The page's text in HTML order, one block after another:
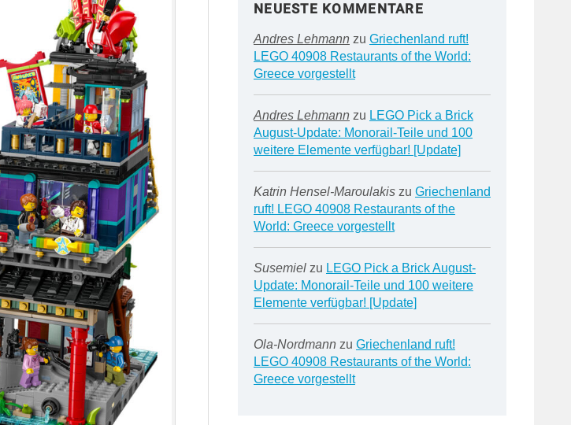
NEUESTE KOMMENTARE
Andres Lehmannzu Griechenland ruft!
LEGO 40908 Restaurants of the World:
Greece vorgestellt
Andres Lehmannzu LEGO Pick a Brick
August-Update: Monorail-Teile und 100
weitere Elemente verfügbar! [Update]
Katrin Hensel-Maroulakiszu Griechenland
ruft! LEGO 40908 Restaurants of the
World: Greece vorgestellt
Susemielzu LEGO Pick a Brick August-
Update: Monorail-Teile und 100 weitere
Elemente verfügbar! [Update]
Ola-Nordmannzu Griechenland ruft!
LEGO 40908 Restaurants of the World:
Greece vorgestellt